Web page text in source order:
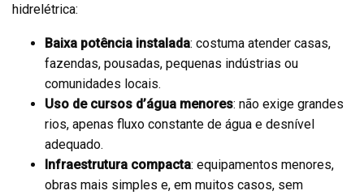
hidrelétrica:
Baixa potência instalada: costuma atender casas,
fazendas, pousadas, pequenas indústrias ou
comunidades locais.
Uso de cursos d’água menores: não exige grandes
rios, apenas fluxo constante de água e desnível
adequado.
Infraestrutura compacta: equipamentos menores,
obras mais simples e, em muitos casos, sem